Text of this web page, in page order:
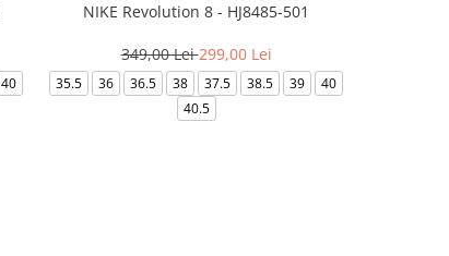
40
NIKE Revolution 8 - HJ8485-501
349,00 Lei299,00 Lei
35.5 36 36.5 38 37.5 38.5 39
40
40.5